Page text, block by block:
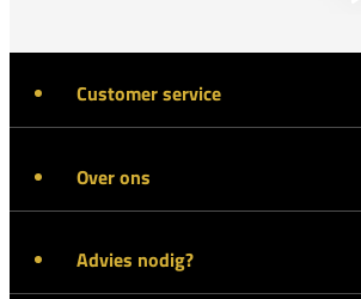
Customer service
Over ons
Advies nodig?